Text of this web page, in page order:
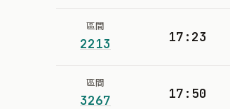
區間
2213 17:23
區間
3267 17:50